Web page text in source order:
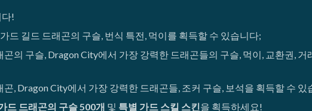
!
드 길드 드래곤의 구슬, 번식 특전, 먹이를 획득할 수 있습니다;
의 구슬, Dragon City에서 가장 강력한 드래곤들의 구슬, 먹이, 교환권, 거
, Dragon City에서 가장 강력한 드래곤들, 조커 구슬, 보석을 획득할 수 있
드 드래곤의 구슬 500개 및 특별 가드 스킬 스킨을 획득하세요!